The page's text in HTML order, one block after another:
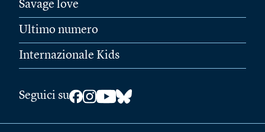
Savage love
Ultimo numero
Internazionale Kids
Seguici su